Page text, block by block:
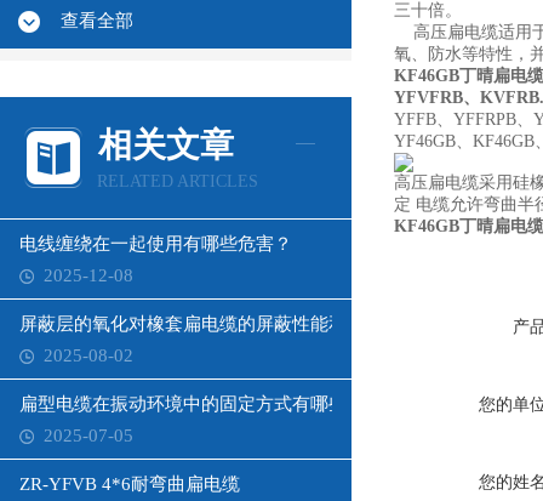
查看全部
相关文章
RELATED ARTICLES
电线缠绕在一起使用有哪些危害？
2025-12-08
屏蔽层的氧化对橡套扁电缆的屏蔽性能和寿命有何影响？
2025-08-02
扁型电缆在振动环境中的固定方式有哪些？
2025-07-05
ZR-YFVB 4*6耐弯曲扁电缆
三十倍。
高压扁电缆适用
氧、防水等特性，
KF46GB丁晴扁电
YFVFRB、
YFFB、YFFRPB、
YF46GB、KF46GB
高压扁电缆采用硅
定 电缆允许弯曲半
KF46GB丁晴扁电
产
您的单
您的姓